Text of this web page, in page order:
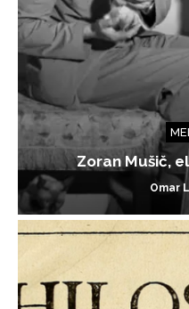
Zoran Mušič,
Omar